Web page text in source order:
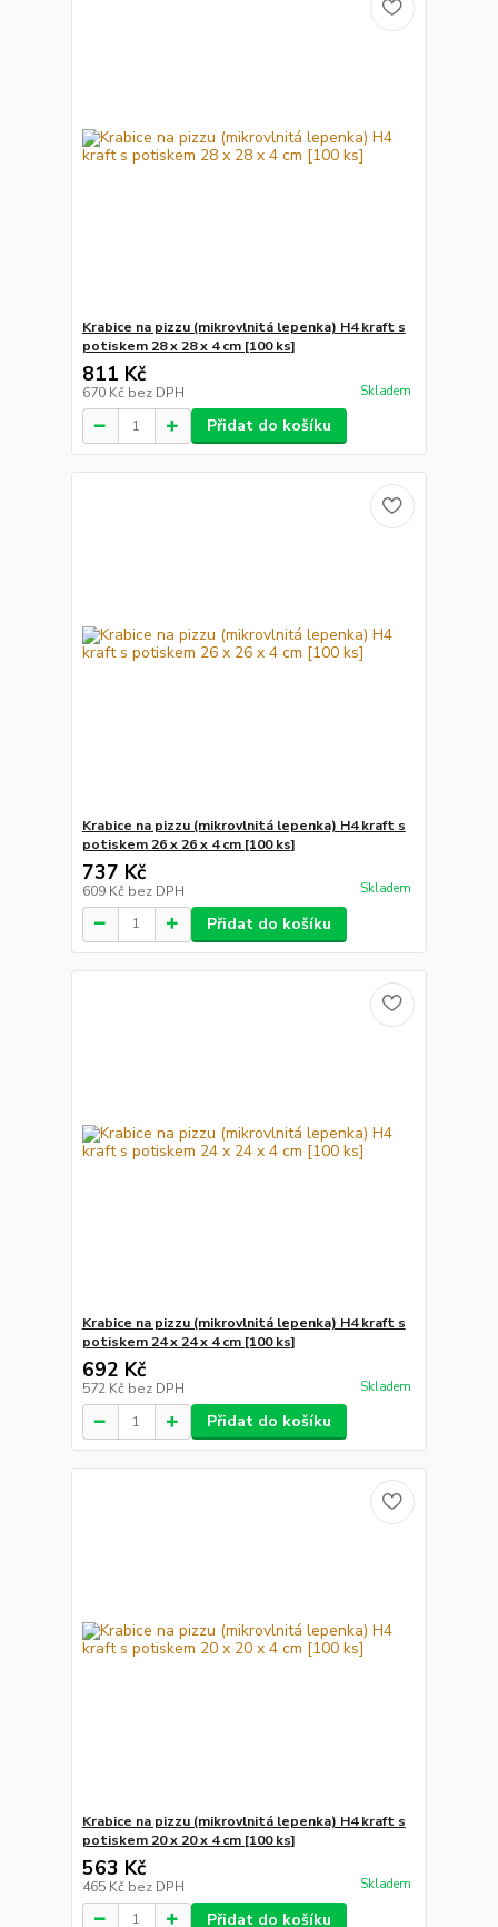
Krabice na pizzu (mikrovlnitá lepenka) H4 kraft s
potiskem 28 x 28 x 4 cm [100 ks]
811 Kč
670 Kč bez DPH Skladem
Přidat do košíku
Krabice na pizzu (mikrovlnitá lepenka) H4 kraft s
potiskem 26 x 26 x 4 cm [100 ks]
737 Kč
609 Kč bez DPH Skladem
Přidat do košíku
Krabice na pizzu (mikrovlnitá lepenka) H4 kraft s
potiskem 24 x 24 x 4 cm [100 ks]
692 Kč
572 Kč bez DPH Skladem
Přidat do košíku
Krabice na pizzu (mikrovlnitá lepenka) H4 kraft s
potiskem 20 x 20 x 4 cm [100 ks]
563 Kč
465 Kč bez DPH Skladem
Přidat do košíku